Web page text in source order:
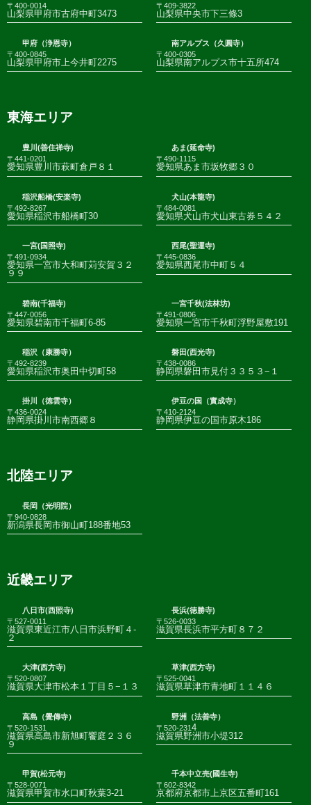
〒400-0014
山梨県甲府市古府中町3473
〒409-3822
山梨県中央市下三條3
甲府（浄恩寺）
〒400-0845
山梨県甲府市上今井町2275
南アルプス（久圓寺）
〒400-0305
山梨県南アルプス市十五所474
東海エリア
豊川(善住禅寺)
〒441-0201
愛知県豊川市萩町倉戸８１
あま(延命寺)
〒490-1115
愛知県あま市坂牧郷３０
稲沢船橋(安楽寺)
〒492-8267
愛知県稲沢市船橋町30
犬山(本龍寺)
〒484-0081
愛知県犬山市犬山東古券５４２
一宮(国照寺)
〒491-0934
愛知県一宮市大和町苅安賀３２
９９
西尾(聖運寺)
〒445-0836
愛知県西尾市中町５４
碧南(千福寺)
〒447-0056
愛知県碧南市千福町6-85
一宮千秋(法林坊)
〒491-0806
愛知県一宮市千秋町浮野屋敷191
稲沢（康勝寺）
〒492-8239
愛知県稲沢市奥田中切町58
磐田(西光寺)
〒438-0086
静岡県磐田市見付３３５３−１
掛川（徳雲寺）
〒436-0024
静岡県掛川市南西郷８
伊豆の国（實成寺）
〒410-2124
静岡県伊豆の国市原木186
北陸エリア
長岡（光明院）
〒940-0828
新潟県長岡市御山町188番地53
近畿エリア
八日市(西照寺)
〒527-0011
滋賀県東近江市八日市浜野町４-
２
長浜(徳勝寺)
〒526-0033
滋賀県長浜市平方町８７２
大津(西方寺)
〒520-0807
滋賀県大津市松本１丁目５−１３
草津(西方寺)
〒525-0041
滋賀県草津市青地町１１４６
高島（覺傳寺）
〒520-1531
滋賀県高島市新旭町饗庭２３６
９
野洲（法善寺）
〒520-2314
滋賀県野洲市小堤312
甲賀(松元寺)
〒528-0071
滋賀県甲賀市水口町秋葉3-21
千本中立売(國生寺)
〒602-8342
京都府京都市上京区五番町161